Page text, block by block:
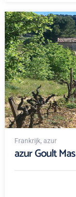
Frankrijk, azur
azur Goult Mas